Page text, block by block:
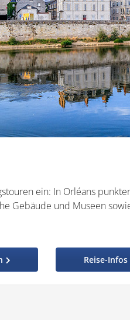
ein: In Orléans
Gebäude und Museen
Reise-Infos